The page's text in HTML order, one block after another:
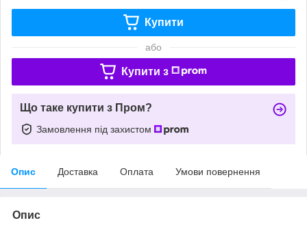
Купити
або
Купити з
Що таке купити з Пром?
Замовлення під захистом
Опис Доставка Оплата Умови повернення
Опис